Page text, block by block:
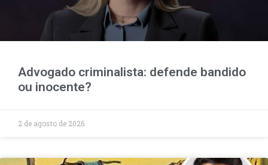
Advogado criminalista: defende bandido
ou inocente?
2 de agosto de 2026